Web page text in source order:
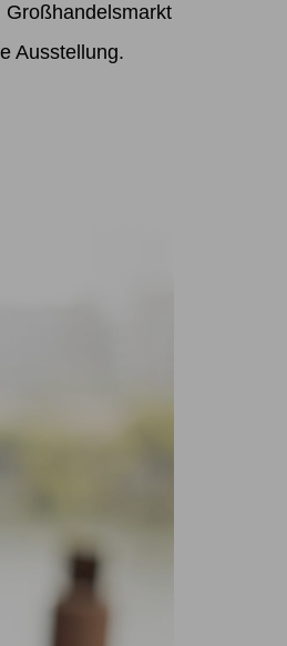
Großhandelsmarkt
Ausstellung.